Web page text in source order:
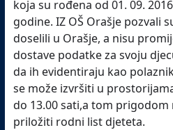
koja su rođena od 01. 09.
godine. IZ OŠ Orašje pozvali
doselili u Orašje, a nisu
dostave podatke za svoju
da ih evidentiraju kao
se može izvršiti u
do 13.00 sati,a tom
priložiti rodni list djeteta.